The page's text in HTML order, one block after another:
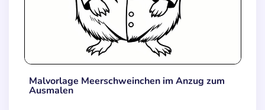
Malvorlage Meerschweinchen im Anzug zum
Ausmalen